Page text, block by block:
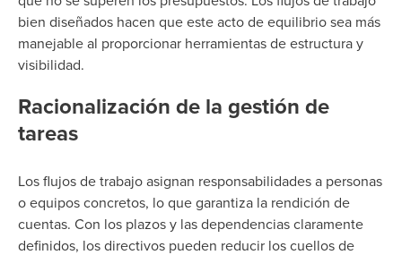
bien diseñados hacen que este acto de equilibrio sea más
manejable al proporcionar herramientas de estructura y
visibilidad.
Racionalización de la gestión de
tareas
Los flujos de trabajo asignan responsabilidades a personas
o equipos concretos, lo que garantiza la rendición de
cuentas. Con los plazos y las dependencias claramente
definidos, los directivos pueden reducir los cuellos de